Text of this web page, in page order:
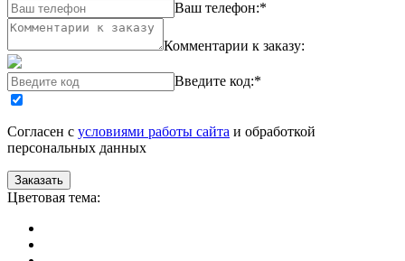
Ваш телефон:*
Комментарии к заказу:
Введите код:*
Согласен с условиями работы сайта и обработкой
персональных данных
Цветовая тема: